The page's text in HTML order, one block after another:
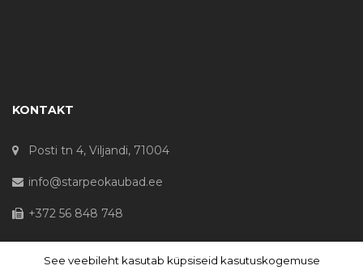
KONTAKT
Posti tn 4, Viljandi, 71004
info@starpeokaubad.ee
+372 56 848 748
See veebileht kasutab küpsiseid kasutuskogemuse